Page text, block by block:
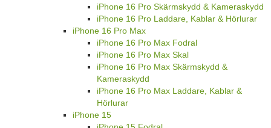
iPhone 16 Pro Skärmskydd & Kameraskydd
iPhone 16 Pro Laddare, Kablar & Hörlurar
iPhone 16 Pro Max
iPhone 16 Pro Max Fodral
iPhone 16 Pro Max Skal
iPhone 16 Pro Max Skärmskydd &
Kameraskydd
iPhone 16 Pro Max Laddare, Kablar &
Hörlurar
iPhone 15